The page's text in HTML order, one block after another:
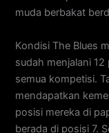
muda berbakat
Kondisi The Blues
sudah menjalani
semua kompetisi.
mendapatkan
posisi mereka di
berada di posisi 7.